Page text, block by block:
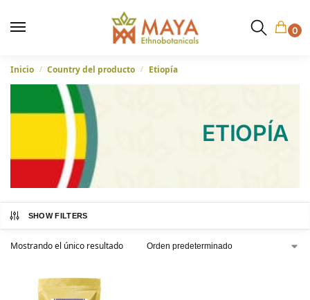
0
Inicio / Country del producto / Etiopía
ETIOPÍA
SHOW FILTERS
Mostrando el único resultado